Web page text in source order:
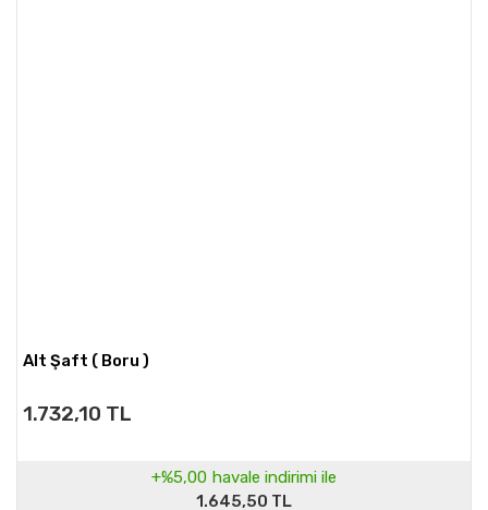
Alt Şaft ( Boru )
1.732,10 TL
+%5,00 havale indirimi ile
1.645,50 TL